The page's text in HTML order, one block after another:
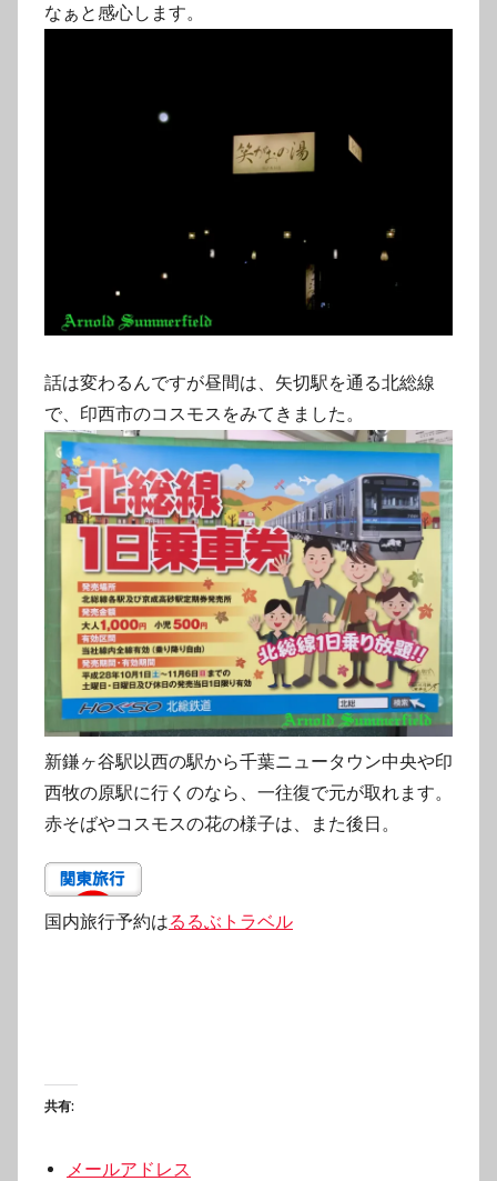
なぁと感心します。
話は変わるんですが昼間は、矢切駅を通る北総線
で、印西市のコスモスをみてきました。
新鎌ヶ谷駅以西の駅から千葉ニュータウン中央や印
西牧の原駅に行くのなら、一往復で元が取れます。
赤そばやコスモスの花の様子は、また後日。
国内旅行予約はるるぶトラベル
共有:
メールアドレス